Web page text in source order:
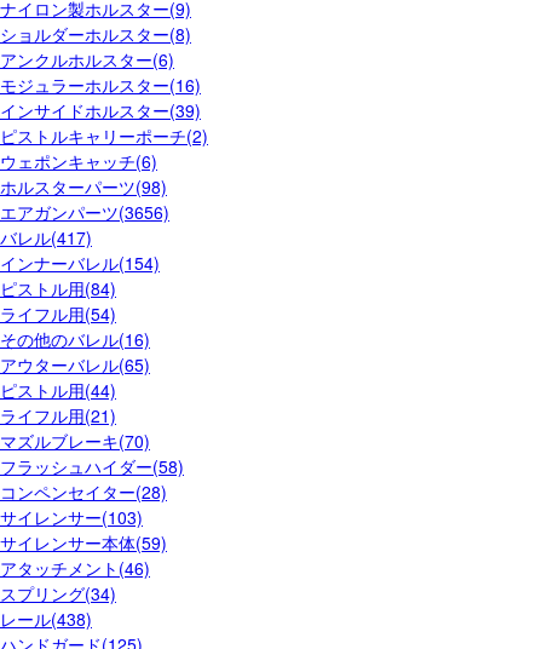
ナイロン製ホルスター(9)
ショルダーホルスター(8)
アンクルホルスター(6)
モジュラーホルスター(16)
インサイドホルスター(39)
ピストルキャリーポーチ(2)
ウェポンキャッチ(6)
ホルスターパーツ(98)
エアガンパーツ(3656)
バレル(417)
インナーバレル(154)
ピストル用(84)
ライフル用(54)
その他のバレル(16)
アウターバレル(65)
ピストル用(44)
ライフル用(21)
マズルブレーキ(70)
フラッシュハイダー(58)
コンペンセイター(28)
サイレンサー(103)
サイレンサー本体(59)
アタッチメント(46)
スプリング(34)
レール(438)